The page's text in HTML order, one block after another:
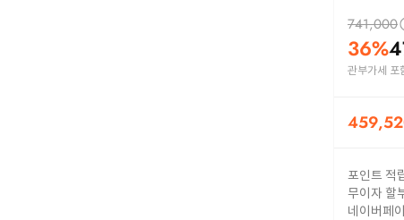
741,000
36%
관부가세 포
포인트 적
무이자 할
네이버페이